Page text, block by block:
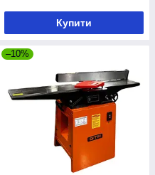
Купити
–10%